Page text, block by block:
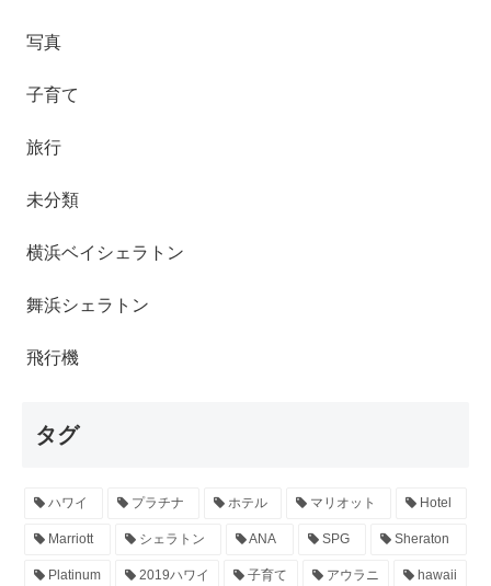
写真
子育て
旅行
未分類
横浜ベイシェラトン
舞浜シェラトン
飛行機
タグ
ハワイ プラチナ ホテル マリオット Hotel
Marriott シェラトン ANA SPG Sheraton
Platinum 2019ハワイ 子育て アウラニ hawaii